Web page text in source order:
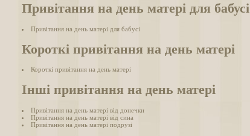
Привітання на день матері для бабусі
Привітання на день матері для бабусі
Короткі привітання на день матері
Короткі привітання на день матері
Інші привітання на день матері
Привітання на день матері від донечки
Привітання на день матері від сина
Привітання на день матері подрузі